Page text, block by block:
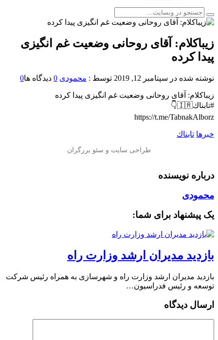
زیباکلام: آقای روحانی وضعیت غم انگیزی
پیدا کرده
نوشته شده در سپتامبر 12, 2019 توسط : محمودی 0 دیدگاه ها0
زیباکلام: آقای روحانی وضعیت غم انگیزی پیدا کرده
#تابناك🇮🇷👇
https://t.me/TabnakAlborz
خبرها تابناك
درباره نویسنده
محمودی
یک پیشنهاد برای شما:
بازدید مدیران ارشد وزارت راه
بازدید مدیران ارشد وزارت راه و شهرسازی به همراه رئیس شرکت
توسعه و رئیس فدراسیون…
ارسال دیدگاه